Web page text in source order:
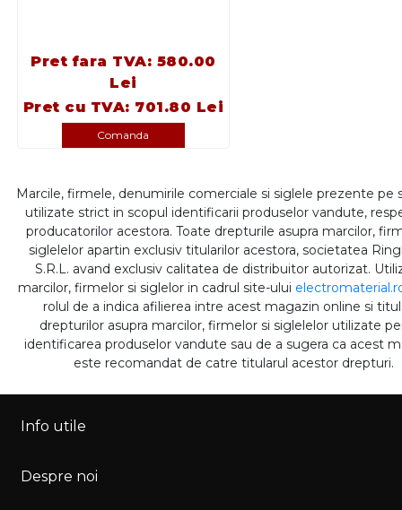
Pret fara TVA: 580.00
Lei
Pret cu TVA: 701.80 Lei
Comanda
Marcile, firmele, denumirile comerciale si siglele prezente pe
utilizate strict in scopul identificarii produselor vandute,
producatorilor acestora. Toate drepturile asupra marcilor,
siglelelor apartin exclusiv titularilor acestora, societatea
S.R.L. avand exclusiv calitatea de distribuitor autorizat.
marcilor, firmelor si siglelor in cadrul site-ului
rolul de a indica afilierea intre acest magazin online si
drepturilor asupra marcilor, firmelor si siglelelor utilizate
identificarea produselor vandute sau de a sugera ca acest
este recomandat de catre titularul acestor drepturi.
Info utile
Despre noi